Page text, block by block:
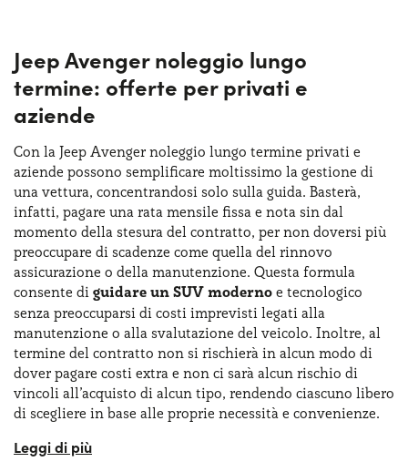
Jeep Avenger noleggio lungo
termine: offerte per privati e
aziende
Con la Jeep Avenger noleggio lungo termine privati e
aziende possono semplificare moltissimo la gestione di
una vettura, concentrandosi solo sulla guida. Basterà,
infatti, pagare una rata mensile fissa e nota sin dal
momento della stesura del contratto, per non doversi più
preoccupare di scadenze come quella del rinnovo
assicurazione o della manutenzione. Questa formula
consente di guidare un SUV moderno e tecnologico
senza preoccuparsi di costi imprevisti legati alla
manutenzione o alla svalutazione del veicolo. Inoltre, al
termine del contratto non si rischierà in alcun modo di
dover pagare costi extra e non ci sarà alcun rischio di
vincoli all’acquisto di alcun tipo, rendendo ciascuno libero
di scegliere in base alle proprie necessità e convenienze.
Per i privati, il noleggio lungo termine Jeep Avenger è